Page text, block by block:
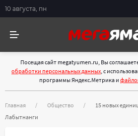
10 августа, пн
Посещая сайт megatyumen.ru, Вы
обработки персональных данных, с
программы Яндекс.Метрика и
Главная Общество
15 новых
Лабытнанги